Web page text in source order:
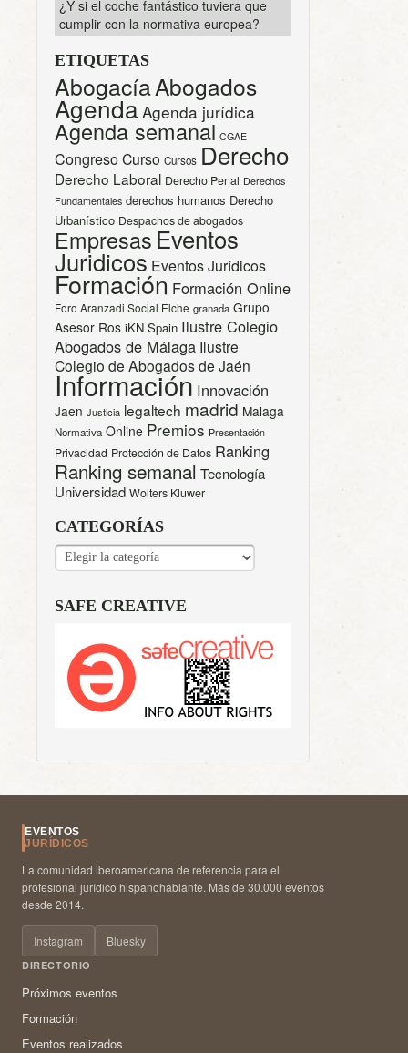
¿Y si el coche fantástico tuviera que
cumplir con la normativa europea?
ETIQUETAS
AbogacíaAbogados
Agenda Agenda jurídica
Agenda semanal CGAE
CongresoCurso Cursos Derecho
Derecho Laboral Derecho Penal Derechos
Fundamentales derechos humanos Derecho
Urbanístico Despachos de abogados
Empresas Eventos
Juridicos Eventos Jurídicos
Formación Formación Online
Foro Aranzadi Social Elche granada Grupo
Asesor Ros iKN Spain Ilustre Colegio
Abogados de Málaga Ilustre
Colegio de Abogados de Jaén
Información Innovación
Jaen Justicia legaltech madrid Malaga
Normativa Online Premios Presentación
Privacidad Protección de Datos Ranking
Ranking semanal Tecnología
Universidad Wolters Kluwer
CATEGORÍAS
CATEGORÍAS
SAFE CREATIVE
EVENTOS
JURÍDICOS
La comunidad iberoamericana de referencia para el
profesional jurídico hispanohablante. Más de 30.000 eventos
desde 2014.
Instagram Bluesky
DIRECTORIO
Próximos eventos
Formación
Eventos realizados